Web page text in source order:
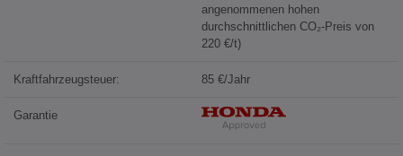
angenommenen hohen
durchschnittlichen CO₂-Preis von
220 €/t)
Kraftfahrzeugsteuer: 85 €/Jahr
Garantie